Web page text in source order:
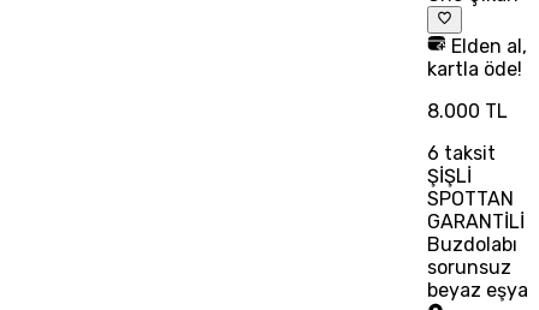
Elden al,
kartla öde!
8.000 TL
6 taksit
ŞİŞLİ
SPOTTAN
GARANTİLİ
Buzdolabı
sorunsuz
beyaz eşya